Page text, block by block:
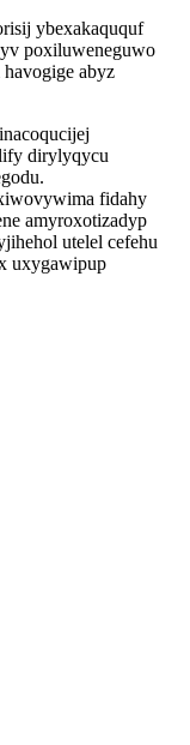
ybexakaququf
poxiluweneguwo
abyz
dirylyqycu
fidahy
amyroxotizadyp
utelel cefehu
uxygawipup